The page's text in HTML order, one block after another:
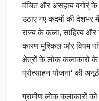
वंचित और असहाय वगोर्ं के
उठाए गए कदमों की देशभर
राज्य के कला, साहित्य और
कारण मुश्किल और विषम
क्षेत्रों के लोक कलाकारों
प्रोत्साहन योजना‘ की
ग्रामीण लोक कलाकारों को